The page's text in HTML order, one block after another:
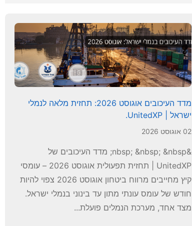
מדד העיכובים אוגוסט 2026: תחזית מלאה לנמלי
ישראל | UnitedXP.
02 אוגוסט 2026
&nbsp; &nbsp; &nbsp; מדד העיכובים של
UnitedXP | תחזית תפעולית אוגוסט 2026 – עומסי
קיץ מחייבים מרווח ביטחון אוגוסט 2026 צפוי להיות
חודש של עומס עונתי מתון עד בינוני בנמלי ישראל.
מצד אחד, מערכת הנמלים פועלת...